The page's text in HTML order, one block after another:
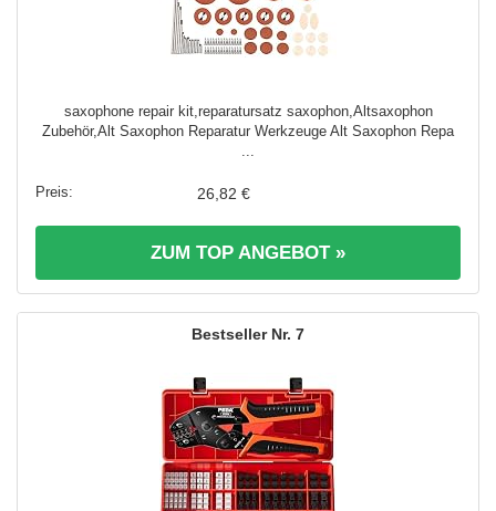
saxophone repair kit,reparatursatz saxophon,Altsaxophon
Zubehör,Alt Saxophon Reparatur Werkzeuge Alt Saxophon Repa
26,82 €
ZUM TOP ANGEBOT »
7